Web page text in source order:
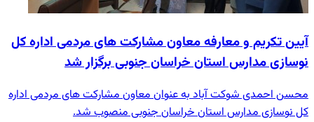
آیین تکریم و معارفه معاون مشارکت های مردمی اداره کل
نوسازی مدارس استان خراسان جنوبی برگزار شد
محسن احمدی شوکت آباد به عنوان معاون مشارکت های مردمی اداره
کل نوسازی مدارس استان خراسان جنوبی منصوب شد.